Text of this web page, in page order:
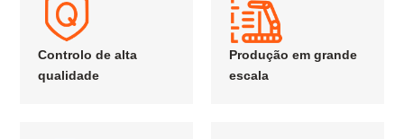
Controlo de alta
qualidade
Produção em grande
escala